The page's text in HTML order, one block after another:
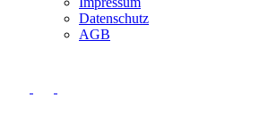
Datenschutz
AGB